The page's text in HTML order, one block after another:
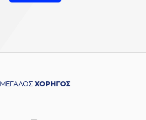
ΜΕΓΑΛΟΣ ΧΟΡΗΓΟΣ